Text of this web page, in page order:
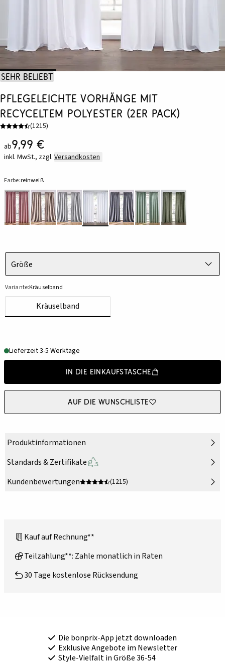
Sehr beliebt
Pflegeleichte Vorhänge mit
recyceltem Polyester (2er Pack)
(1215)
ab9,99 €
inkl. MwSt., zzgl. Versandkosten
Farbe:reinweiß
Größe
Variante:Kräuselband
Kräuselband
Lieferzeit 3-5 Werktage
In die Einkaufstasche
Auf die Wunschliste
Produktinformationen
Standards & Zertifikate
Kundenbewertungen
(1215)
Kauf auf Rechnung**
Teilzahlung**: Zahle monatlich in Raten
30 Tage kostenlose Rücksendung
Die bonprix-App jetzt downloaden
Exklusive Angebote im Newsletter
Style-Vielfalt in Größe 36-54